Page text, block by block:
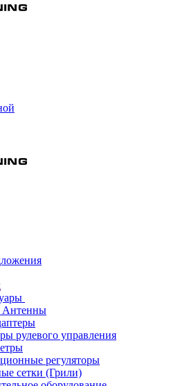
рулевого управления
регуляторы
сетки (Грили)